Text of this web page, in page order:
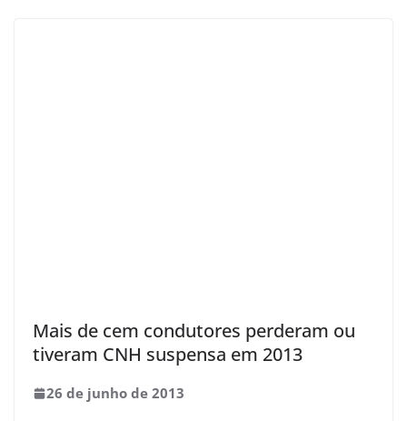
Mais de cem condutores perderam ou
tiveram CNH suspensa em 2013
26 de junho de 2013